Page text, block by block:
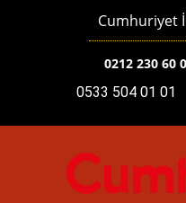
0533 504 01 01
Cumhuriyet
0212 230 60